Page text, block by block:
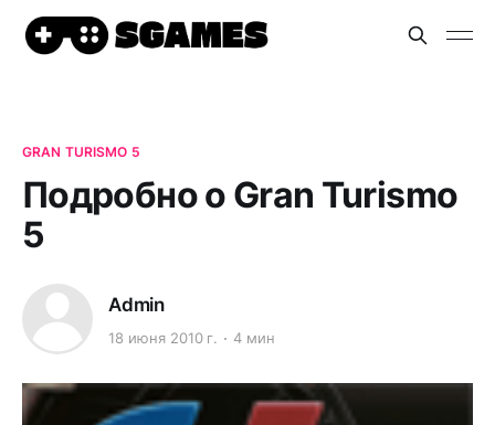
GRAN TURISMO 5
Подробно о Gran Turismo
5
Admin
18 июня 2010 г. 4 мин